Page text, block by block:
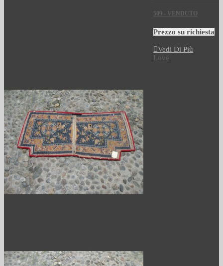
509 - VENDUTO
Prezzo su richiesta
Vedi Di Più
Love